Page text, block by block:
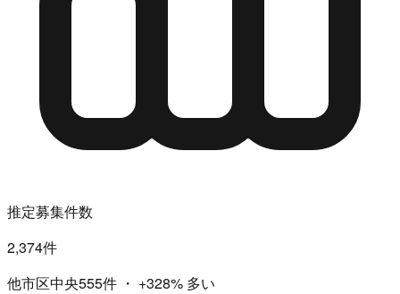
推定募集件数
2,374件
他市区中央555件 ・ +328% 多い